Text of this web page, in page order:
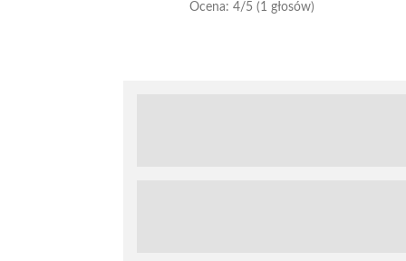
Ocena: 4/5 (1 głosów)